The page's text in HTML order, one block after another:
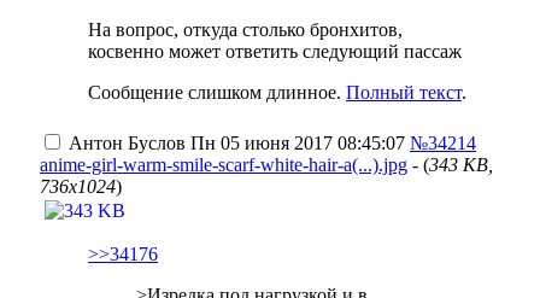
На вопрос, откуда столько бронхитов,
косвенно может ответить следующий пассаж
Сообщение слишком длинное. Полный текст.
Антон Буслов Пн 05 июня 2017 08:45:07 №34214
anime-girl-warm-smile-scarf-white-hair-a(...).jpg - (343 KB,
736x1024)
>>34176